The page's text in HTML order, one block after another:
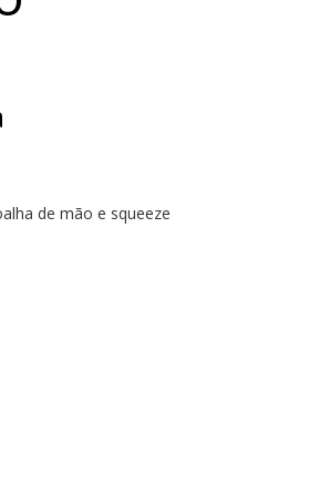
de mão e squeeze